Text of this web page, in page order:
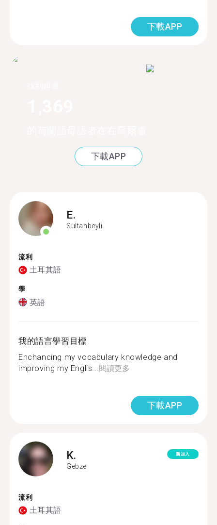
下載APP
下載APP
E.
Sultanbeyli
流利
土耳其語
學
英語
我的語言學習目標
Enchancing my vocabulary knowledge and
improving my Englis... 閱讀更多
下載APP
K.
Gebze
新加入
流利
土耳其語